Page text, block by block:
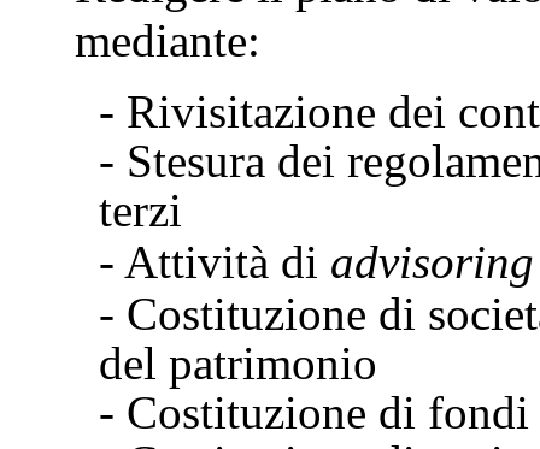
mediante:
- Rivisitazione dei
- Stesura dei
terzi
- Attività di advisoring
- Costituzione di
del patrimonio
- Costituzione di